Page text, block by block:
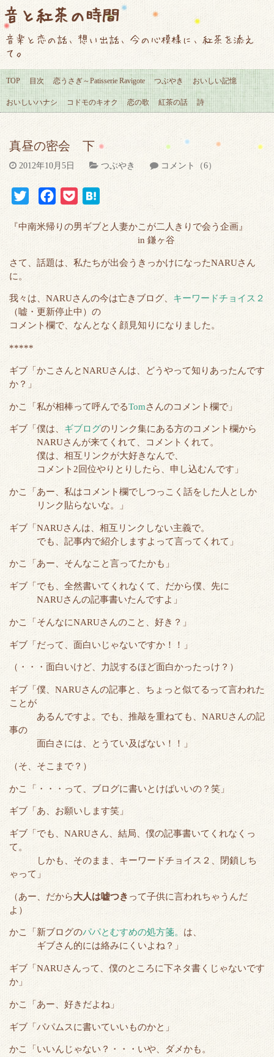
音と紅茶の時間
音楽と恋の話、想い出話、今の心模様に、紅茶を添え
て。
TOP 目次 恋うさぎ～Patisserie Ravigote つぶやき おいしい記憶
おいしいハナシ コドモのキオク 恋の歌 紅茶の話 詩
真昼の密会 下
2012年10月5日 つぶやき コメント（6）
i
t
r
c
b
o
k
c
e
n
『中南米帰りの男ギブと人妻かこが二人きりで会う企画』
in 鎌ヶ谷
さて、話題は、私たちが出会うきっかけになったNARUさん
に。
我々は、NARUさんの今は亡きブログ、 キーワードチョイス２
（嘘・更新停止中）の
コメント欄で、なんとなく顔見知りになりました。
*****
ギブ「かこさんとNARUさんは、どうやって知りあったんです
か？」
かこ「私が相棒って呼んでるTomさんのコメント欄で」
ギブ「僕は、 ギブログのリンク集にある方のコメント欄から
NARUさんが来てくれて、コメントくれて。
僕は、相互リンクが大好きなんで、
コメント2回位やりとりしたら、申し込むんです」
かこ「あー、私はコメント欄でしつっこく話をした人としか
リンク貼らないな。」
ギブ「NARUさんは、相互リンクしない主義で。
でも、記事内で紹介しますよって言ってくれて」
かこ「あー、そんなこと言ってたかも」
ギブ「でも、全然書いてくれなくて、だから僕、先に
NARUさんの記事書いたんですよ」
かこ「そんなにNARUさんのこと、好き？」
ギブ「だって、面白いじゃないですか！！」
（・・・面白いけど、力説するほど面白かったっけ？）
ギブ「僕、NARUさんの記事と、ちょっと似てるって言われた
ことが
あるんですよ。でも、推敲を重ねても、NARUさんの記
事の
面白さには、とうてい及ばない！！」
（そ、そこまで？）
かこ「・・・って、ブログに書いとけばいいの？笑」
ギブ「あ、お願いします笑」
ギブ「でも、NARUさん、結局、僕の記事書いてくれなくっ
て。
しかも、そのまま、キーワードチョイス２、閉鎖しち
ゃって」
（あー、だから大人は嘘つき って子供に言われちゃうんだ
よ）
かこ「新ブログのパパとむすめの処方箋。 は、
ギブさん的には絡みにくいよね？」
ギブ「NARUさんって、僕のところに下ネタ書くじゃないです
か」
かこ「あー、好きだよね」
ギブ「パパムスに書いていいものかと」
かこ「いいんじゃない？・・・いや、ダメかも。